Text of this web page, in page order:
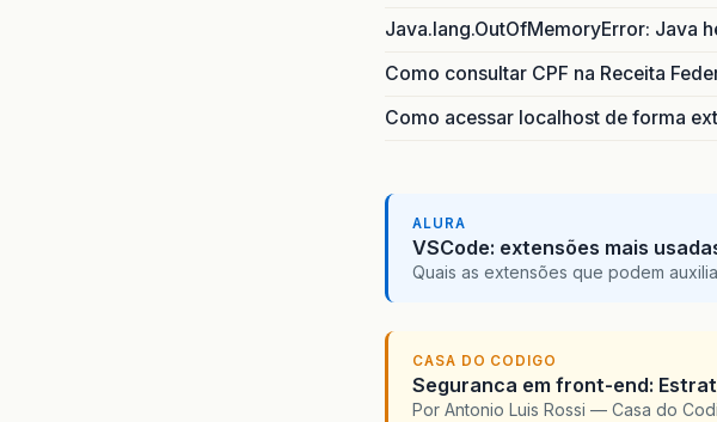
Java.lang.OutOfMemoryError: Java
Como consultar CPF na Receita
Como acessar localhost de forma
ALURA
VSCode: extensões mais
Quais as extensões que podem
CASA DO CODIGO
Seguranca em front-end:
Por Antonio Luis Rossi — Casa do